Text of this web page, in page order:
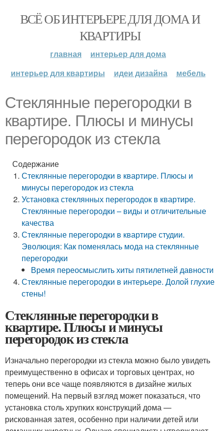
ВСЁ ОБ ИНТЕРЬЕРЕ ДЛЯ ДОМА И
КВАРТИРЫ
главная
интерьер для дома
интерьер для квартиры
идеи дизайна мебель
Стеклянные перегородки в
квартире. Плюсы и минусы
перегородок из стекла
Содержание
Стеклянные перегородки в квартире. Плюсы и
минусы перегородок из стекла
Установка стеклянных перегородок в квартире.
Стеклянные перегородки – виды и отличительные
качества
Стеклянные перегородки в квартире студии.
Эволюция: Как поменялась мода на стеклянные
перегородки
Время переосмыслить хиты пятилетней давности
Стеклянные перегородки в интерьере. Долой глухие
стены!
Стеклянные перегородки в
квартире. Плюсы и минусы
перегородок из стекла
Изначально перегородки из стекла можно было увидеть
преимущественно в офисах и торговых центрах, но
теперь они все чаще появляются в дизайне жилых
помещений. На первый взгляд может показаться, что
установка столь хрупких конструкций дома —
рискованная затея, особенно при наличии детей или